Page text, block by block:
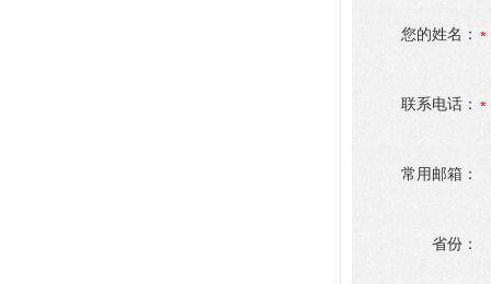
您的姓名：
联系电话：
常用邮箱：
省份：